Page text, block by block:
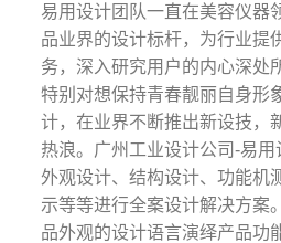
易用设计团队一直在美容仪器
品业界的设计标杆，为行业提
务，深入研究用户的内心深处
特别对想保持青春靓丽自身形
计，在业界不断推出新设技，
热浪。广州工业设计公司-易用
外观设计、结构设计、功能机
示等等进行全案设计解决方案
品外观的设计语言演绎产品功